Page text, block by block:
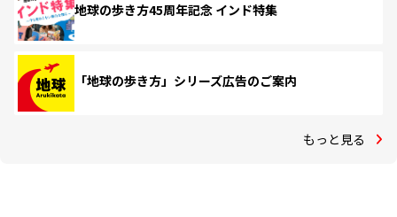
地球の歩き方45周年記念 インド特集
「地球の歩き方」シリーズ広告のご案内
もっと見る